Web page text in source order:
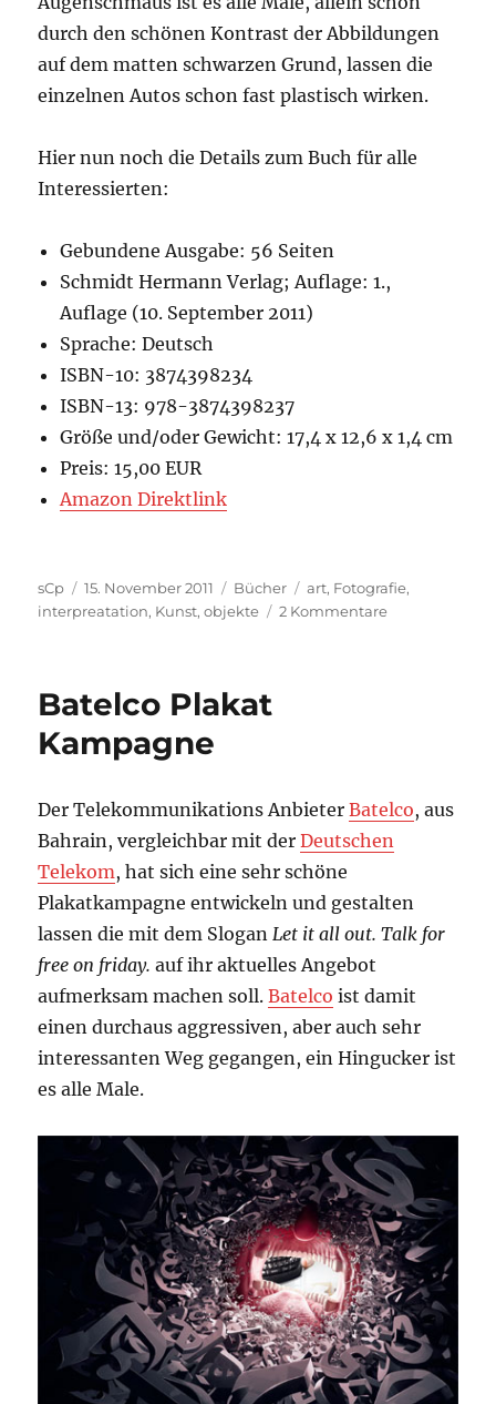
durch den schönen Kontrast der Abbildungen
auf dem matten schwarzen Grund, lassen die
einzelnen Autos schon fast plastisch wirken.
Hier nun noch die Details zum Buch für alle
Interessierten:
Gebundene Ausgabe: 56 Seiten
Schmidt Hermann Verlag; Auflage: 1.,
Auflage (10. September 2011)
Sprache: Deutsch
ISBN-10: 3874398234
ISBN-13: 978-3874398237
Größe und/oder Gewicht: 17,4 x 12,6 x 1,4 cm
Preis: 15,00 EUR
Amazon Direktlink
Autor
sCp
Veröffentlicht
am
15. November 2011 Kategorien
Bücher Schlagwörter
art, Fotografie,
interpreatation, Kunst,objekte 2 Kommentarezu
Batelco Plakat
Kampagne
Der Telekommunikations AnbieterBatelco, aus
Bahrain, vergleichbar mit derDeutschen
Telekom, hat sich eine sehr schöne
Plakatkampagne entwickeln und gestalten
lassen die mit dem Slogan Let it all out. Talk for
free on friday. auf ihr aktuelles Angebot
aufmerksam machen soll.Batelco ist damit
einen durchaus aggressiven, aber auch sehr
interessanten Weg gegangen, ein Hingucker ist
es alle Male.